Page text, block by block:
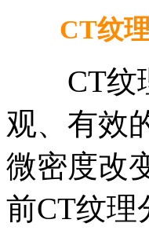
CT纹理
CT纹理
观、有效
微密度改
前CT纹理